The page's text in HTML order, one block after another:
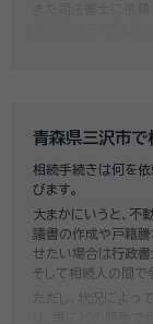
登記手続きで「土
せると100万円近く
いい相続では、お客
もり をお出ししてお
み依頼することも可
青森県三沢市で
相続手続きは何を依
びます。
大まかにいうと、不
議書の作成や戸籍謄
せたい場合は行政書
そして相続人の間
ただし、状況によっ